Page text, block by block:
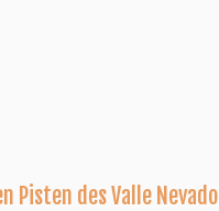
Pisten des Valle Nevado